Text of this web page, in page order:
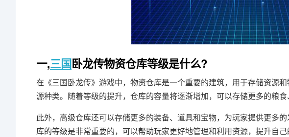
一,三国卧龙传物资仓库等级是什么?
在《三国卧龙传》游戏中，物资仓库是一个重要的建筑，用于存储资源
源种类。随着等级的提升，仓库的容量将逐渐增加，可以存储更多的粮食
此外，高级仓库还可以存储更多的装备、道具和宝物，为玩家提供更多
库的等级是非常重要的，可以帮助玩家更好地管理和利用资源，提升自己